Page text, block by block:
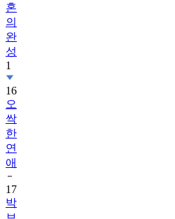
혼
의
완
성
1
16
오
싹
한
연
애
17
박